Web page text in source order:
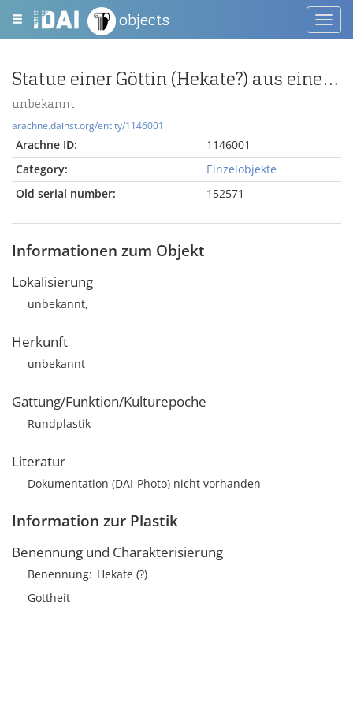
objects
Statue einer Göttin (Hekate?) aus einer Dreiergruppe
unbekannt
arachne.dainst.org/entity/1146001
Arachne ID:
1146001
Category:
Einzelobjekte
Old serial number:
152571
Informationen zum Objekt
Lokalisierung
unbekannt,
Herkunft
unbekannt
Gattung/Funktion/Kulturepoche
Rundplastik
Literatur
Dokumentation (DAI-Photo) nicht vorhanden
Information zur Plastik
Benennung und Charakterisierung
Benennung Hekate (?)
Gottheit